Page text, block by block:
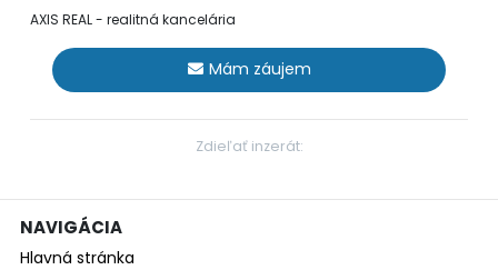
AXIS REAL - realitná kancelária
Mám záujem
Zdieľať inzerát:
NAVIGÁCIA
Hlavná stránka